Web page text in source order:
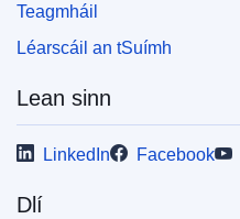
Teagmháil
Léarscáil an tSuímh
Lean sinn
LinkedIn Facebook
Dlí